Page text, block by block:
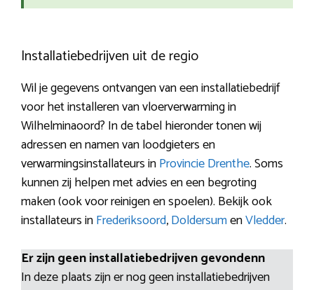
Installatiebedrijven uit de regio
Wil je gegevens ontvangen van een installatiebedrijf
voor het installeren van vloerverwarming in
Wilhelminaoord? In de tabel hieronder tonen wij
adressen en namen van loodgieters en
verwarmingsinstallateurs inProvincie Drenthe. Soms
kunnen zij helpen met advies en een begroting
maken (ook voor reinigen en spoelen). Bekijk ook
installateurs inFrederiksoord,DoldersumenVledder.
Er zijn geen installatiebedrijven gevondenn
In deze plaats zijn er nog geen installatiebedrijven